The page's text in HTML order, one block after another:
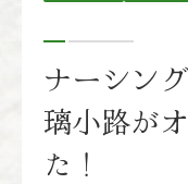
ナーシン
璃小路が
た！